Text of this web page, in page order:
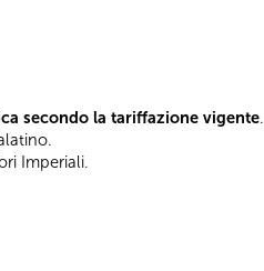
secondo la tariffazione vigente.
Imperiali.